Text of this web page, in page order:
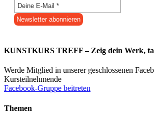
KUNSTKURS TREFF – Zeig dein Werk,
Werde Mitglied in unserer geschlossenen
Kursteilnehmende
Facebook-Gruppe beitreten
Themen